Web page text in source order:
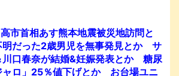
首相あす熊本地震被災地訪問と
だった2歳男児を無事発見とか サ
川口春奈が結婚&妊娠発表とか 糖尿
ャロ」25％値下げとか お台場ユニ